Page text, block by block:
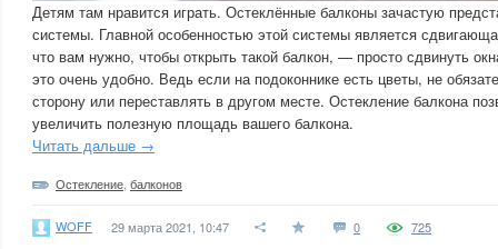
Детям там нравится играть. Остеклённые балконы зачастую
системы. Главной особенностью этой системы является
что вам нужно, чтобы открыть такой балкон, — просто сдвинуть
это очень удобно. Ведь если на подоконнике есть цветы, не
сторону или переставлять в другом месте. Остекление балкона
увеличить полезную площадь вашего балкона.
Читать дальше →
Остекление балконов
WOFF 29 марта 2021, 10:47 0 725